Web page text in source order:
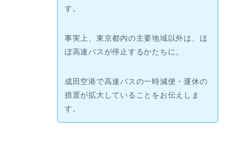
す。
事実上、東京都内の主要地域以外は、ほ
ぼ高速バスが停止するかたちに。
成田空港で高速バスの一時減便・運休の
措置が拡大していることをお伝えしま
す。